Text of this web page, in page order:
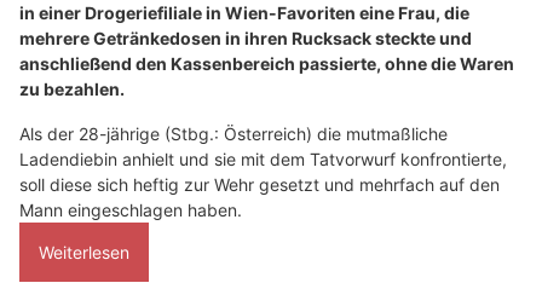
in einer Drogeriefiliale in Wien-Favoriten eine Frau, die
mehrere Getränkedosen in ihren Rucksack steckte und
anschließend den Kassenbereich passierte, ohne die Waren
zu bezahlen.
Als der 28-jährige (Stbg.: Österreich) die mutmaßliche
Ladendiebin anhielt und sie mit dem Tatvorwurf konfrontierte,
soll diese sich heftig zur Wehr gesetzt und mehrfach auf den
Mann eingeschlagen haben.
Weiterlesen